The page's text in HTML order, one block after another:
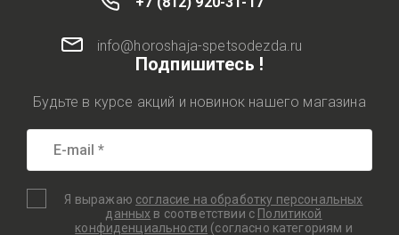
info@horoshaja-spetsodezda.ru
Подпишитесь !
Будьте в курсе акций и новинок нашего магазина
Я выражаю согласие на обработку персональных
данных в соответствии с Политикой
конфиденциальности (согласно категориям и